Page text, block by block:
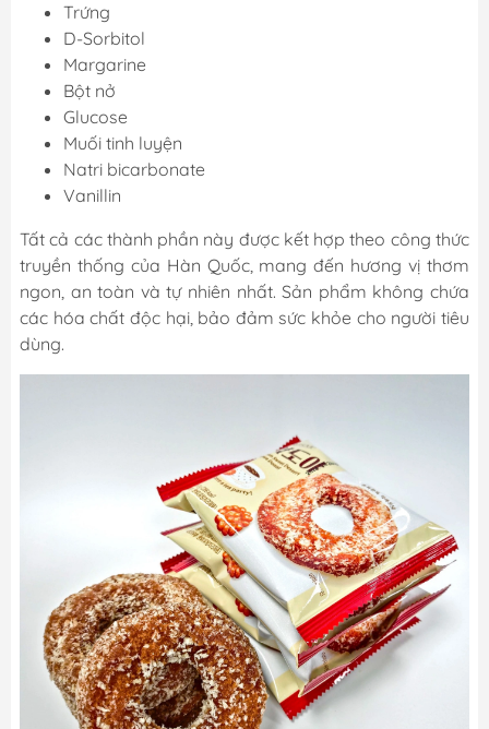
Trứng
D-Sorbitol
Margarine
Bột nở
Glucose
Muối tinh luyện
Natri bicarbonate
Vanillin
Tất cả các thành phần này được kết hợp theo công thức
truyền thống của Hàn Quốc, mang đến hương vị thơm
ngon, an toàn và tự nhiên nhất. Sản phẩm không chứa
các hóa chất độc hại, bảo đảm sức khỏe cho người tiêu
dùng.